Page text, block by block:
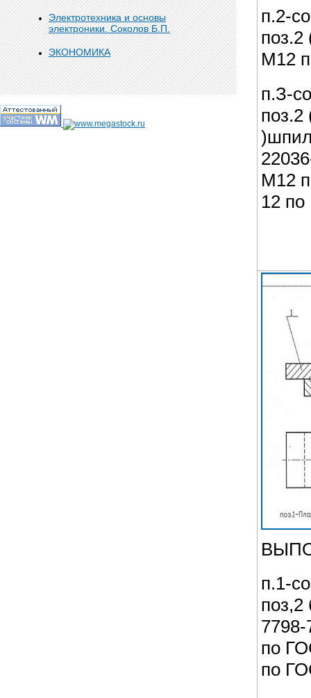
Электротехника и основы
электроники. Соколов Б.П.
ЭКОНОМИКА
п.2-
поз.2
М12
п.З-
поз.2
М12
12
п.1-
7798-
по
по